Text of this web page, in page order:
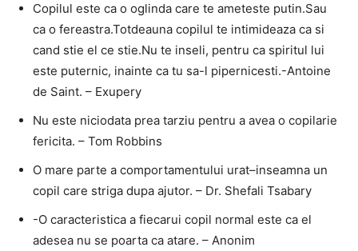
Copilul este ca o oglinda care te ameteste putin.Sau
ca o fereastra.Totdeauna copilul te intimideaza ca si
cand stie el ce stie.Nu te inseli, pentru ca spiritul lui
este puternic, inainte ca tu sa-l pipernicesti.-Antoine
de Saint. – Exupery
Nu este niciodata prea tarziu pentru a avea o copilarie
fericita. – Tom Robbins
O mare parte a comportamentului urat–inseamna un
copil care striga dupa ajutor. – Dr. Shefali Tsabary
-O caracteristica a fiecarui copil normal este ca el
adesea nu se poarta ca atare. – Anonim